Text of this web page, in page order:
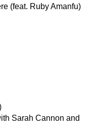
(feat. Ruby Amanfu)
Sarah Cannon and